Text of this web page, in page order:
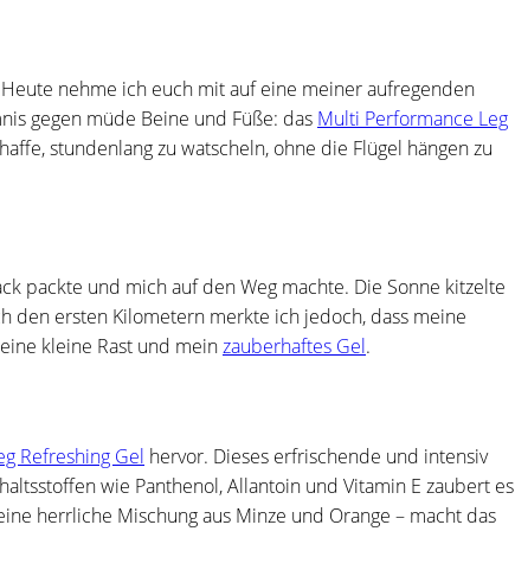
nehme ich euch mit auf eine meiner aufregenden
gegen müde Beine und Füße: das Multi Performance Leg
stundenlang zu watscheln, ohne die Flügel hängen zu
packte und mich auf den Weg machte. Die Sonne kitzelte
den ersten Kilometern merkte ich jedoch, dass meine
kleine Rast und meinzauberhaftes Gel.
Refreshing Gel hervor. Dieses erfrischende und intensiv
wie Panthenol, Allantoin und Vitamin E zaubert es
herrliche Mischung aus Minze und Orange – macht das